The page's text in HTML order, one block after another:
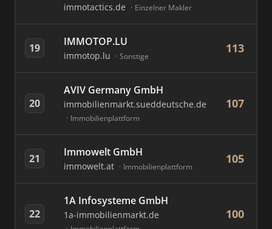
immotactics.de Einzelner Makler
19 IMMOTOP.LU
immotop.lu Sonstige
113
20
AVIV Germany GmbH
immobilienmarkt.sueddeutsche.de
Immobilienplattform
107
21 Immowelt GmbH
immowelt.at Immobilienplattform
105
22
1A Infosysteme GmbH
1a-immobilienmarkt.de 100